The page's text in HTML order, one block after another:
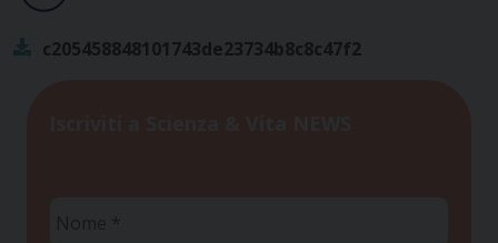
c205458848101743de23734b8c8c47f2